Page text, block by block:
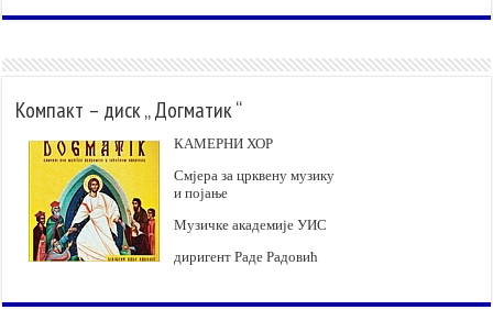
Компакт – диск „ Догматик “
КАМЕРНИ ХОР
Смјера за црквену музику
и појање
Музичке академије УИС
диригент Раде Радовић